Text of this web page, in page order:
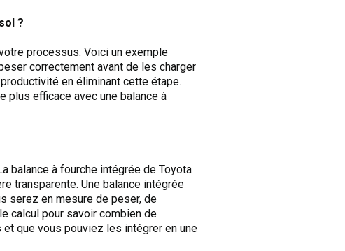
?
processus. Voici un exemple
correctement avant de les charger
en éliminant cette étape.
plus efficace avec une balance à
balance à fourche intégrée de Toyota
transparente. Une balance intégrée
serez en mesure de peser, de
calcul pour savoir combien de
que vous pouviez les intégrer en une